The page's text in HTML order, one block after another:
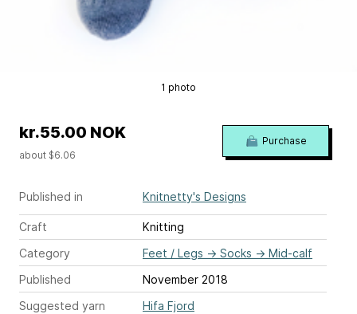
1 photo
Published in Knitnetty's Designs
Craft
Knitting
Category
Feet / Legs → Socks → Mid-calf
Published
November 2018
Suggested yarn
Hifa Fjord
kr.55.00 NOK
about $6.06
Purchase